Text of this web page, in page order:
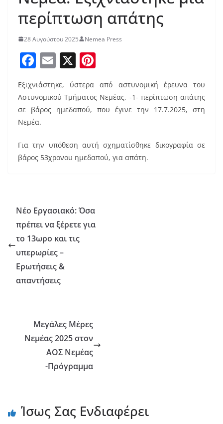
περίπτωση απάτης
28 Αυγούστου 2025 Nemea Press
F
a
c
e
b
o
o
E
ai
l
X
nt
er
e
Εξιχνιάστηκε, ύστερα από αστυνομική έρευνα του
Αστυνομικού Τμήματος Νεμέας, -1- περίπτωση απάτης
σε βάρος ημεδαπού, που έγινε την 17.7.2025, στη
Νεμέα.
Για την υπόθεση αυτή σχηματίσθηκε δικογραφία σε
βάρος 53χρονου ημεδαπού, για απάτη.
Νέο Εργασιακό: Όσα
πρέπει να ξέρετε για
το 13ωρο και τις
υπερωρίες –
Ερωτήσεις &
απαντήσεις
Μεγάλες Μέρες
Νεμέας 2025 στον
ΑΟΣ Νεμέας
-Πρόγραμμα
Ίσως Σας Ενδιαφέρει